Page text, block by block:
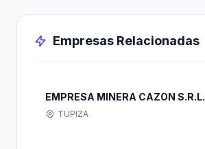
Empresas Relacionadas
EMPRESA MINERA CAZON S.R.L.
TUPIZA